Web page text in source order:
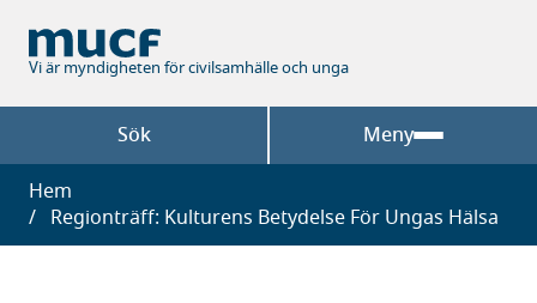
huvudinnehåll
Vi är myndigheten för civilsamhälle och unga
Sök Meny
Länkstig
Hem
Regionträff: Kulturens Betydelse För Ungas Hälsa